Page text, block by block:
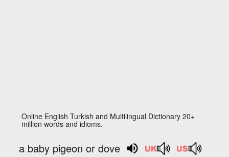
Online English Turkish and Multilingual Dictionary 20+
million words and idioms.
a baby pigeon or dove